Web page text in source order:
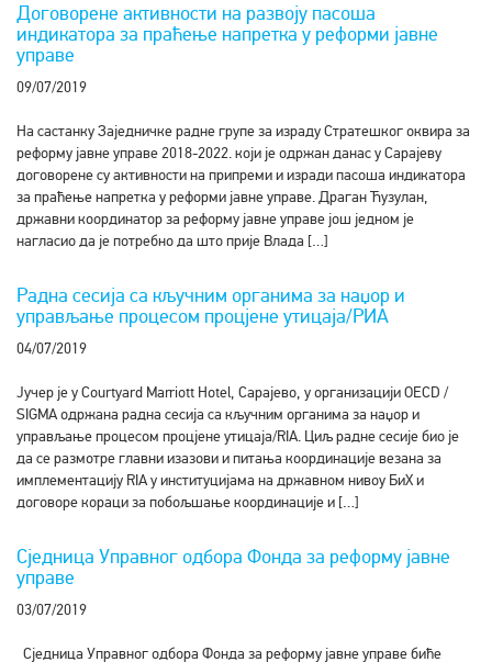
Договорене активности на развоју пасоша
индикатора за праћење напретка у реформи јавне
управе
09/07/2019
На састанку Заједничке радне групе за израду Стратешког оквира за
реформу јавне управе 2018-2022. који је одржан данас у Сарајеву
договорене су активности на припреми и изради пасоша индикатора
за праћење напретка у реформи јавне управе. Драган Ћузулан,
државни координатор за реформу јавне управе још једном је
нагласио да је потребно да што прије Влада […]
Радна сесија са кључним органима за наџор и
управљање процесом процјене утицаја/РИА
04/07/2019
Јучер је у Courtyard Marriott Hotel, Сарајево, у организацији OECD /
SIGMA одржана радна сесија са кључним органима за наџор и
управљање процесом процјене утицаја/RIA. Циљ радне сесије био је
да се размотре главни изазови и питања координације везана за
имплементацију RIA у институцијама на државном нивоу БиХ и
договоре кораци за побољшање координације и […]
Сједница Управног одбора Фонда за реформу јавне
управе
03/07/2019
Сједница Управног одбора Фонда за реформу јавне управе биће